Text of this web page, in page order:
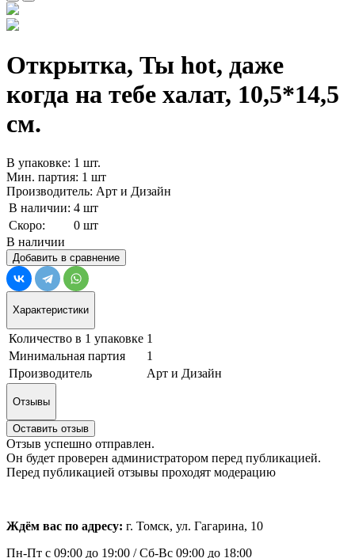
Открытка, Ты hot, даже
когда на тебе халат, 10,5*14,5
см.
В упаковке: 1 шт.
Мин. партия: 1 шт
Производитель: Арт и Дизайн
В наличии: 4 шт
Скоро:
0 шт
В наличии
Добавить в сравнение
Характеристики
Количество в 1 упаковке 1
Минимальная партия
1
Производитель
Арт и Дизайн
Отзывы
Оставить отзыв
Отзыв успешно отправлен.
Он будет проверен администратором перед публикацией.
Перед публикацией отзывы проходят модерацию
Ждём вас по адресу: г. Томск, ул. Гагарина, 10
Пн-Пт с 09:00 до 19:00 /Сб-Вс 09:00 до 18:00